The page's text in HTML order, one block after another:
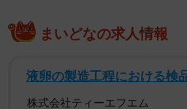
まいどなの求人情報
液卵の製造工程における検
株式会社ティーエフエム